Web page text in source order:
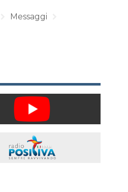
Messaggi